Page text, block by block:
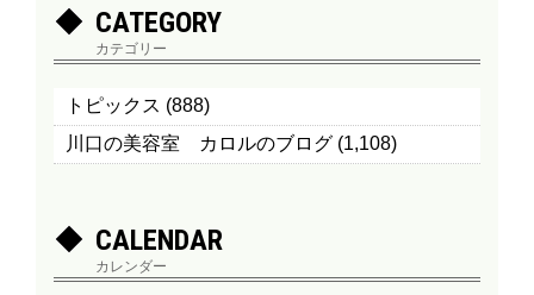
CATEGORY
カテゴリー
トピックス (888)
川口の美容室 カロルのブログ (1,108)
CALENDAR
カレンダー